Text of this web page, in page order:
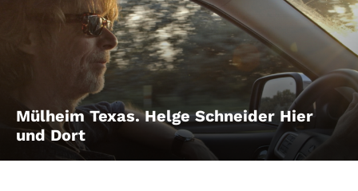
Mülheim Texas. Helge Schneider Hier
und Dort